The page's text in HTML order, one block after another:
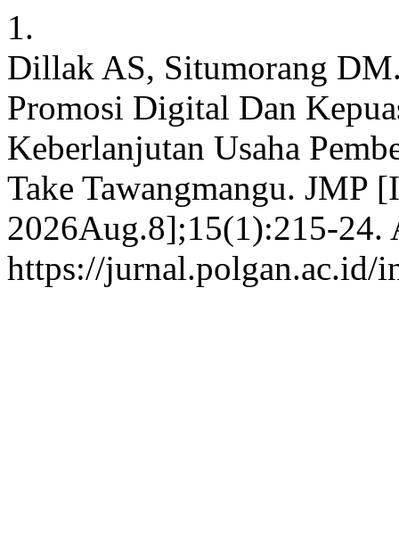
1.
Dillak AS, Situmorang
Promosi Digital Dan
Keberlanjutan Usaha
Take Tawangmangu. JMP
2026Aug.8];15(1):215-24.
https://jurnal.polgan.ac.id/